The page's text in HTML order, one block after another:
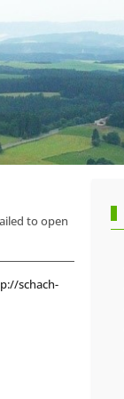
to open
schach-